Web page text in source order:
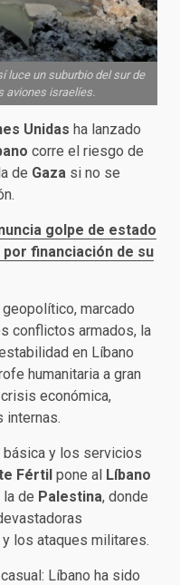
luce un suburbio del sur de
aviones israelíes.
Unidas ha lanzado
corre el riesgo de
de Gaza si no se
golpe de estado
financiación de su
marcado
conflictos armados, la
en Líbano
humanitaria a gran
económica,
internas.
básica y los servicios
Fértil pone al Líbano
de Palestina, donde
los ataques militares.
Líbano ha sido